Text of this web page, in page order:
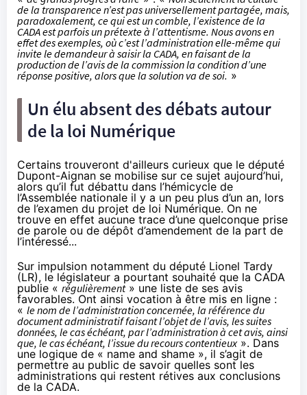
de la transparence n’est pas universellement partagée, mais,
paradoxalement, ce qui est un comble, l’existence de la
CADA est parfois un prétexte à l’attentisme. Nous avons en
effet des exemples, où c’est l’administration elle-même qui
invite le demandeur à saisir la CADA, en faisant de la
production de l’avis de la commission la condition d’une
réponse positive, alors que la solution va de soi. »
Un élu absent des débats autour
de la loi Numérique
Certains trouveront d'ailleurs curieux que le député
Dupont-Aignan se mobilise sur ce sujet aujourd’hui,
alors qu’il fut débattu dans l’hémicycle de
l’Assemblée nationale il y a un peu plus d’un an, lors
de l’examen du projet de loi Numérique. On ne
trouve en effet aucune trace d’une quelconque prise
de parole ou de dépôt d’amendement de la part de
l’intéressé...
Sur impulsion notamment du député Lionel Tardy
(LR), le législateur a pourtant souhaité que la CADA
publie « régulièrement» une liste de ses avis
favorables. Ont ainsi vocation à être mis en ligne :
« le nom de l’administration concernée, la référence du
document administratif faisant l’objet de l’avis, les suites
données, le cas échéant, par l’administration à cet avis, ainsi
que, le cas échéant, l’issue du recours contentieux». Dans
une logique de « name and shame », il s’agit de
permettre au public de savoir quelles sont les
administrations qui restent rétives aux conclusions
de la CADA.